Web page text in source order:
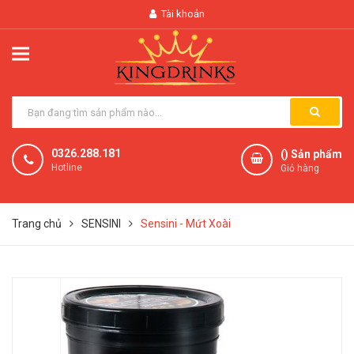
Tài khoản
0326.288.181
Hotline
() Sản phẩm
Giỏ hàng
Trang chủ SENSINI Sensini - Mứt Xoài